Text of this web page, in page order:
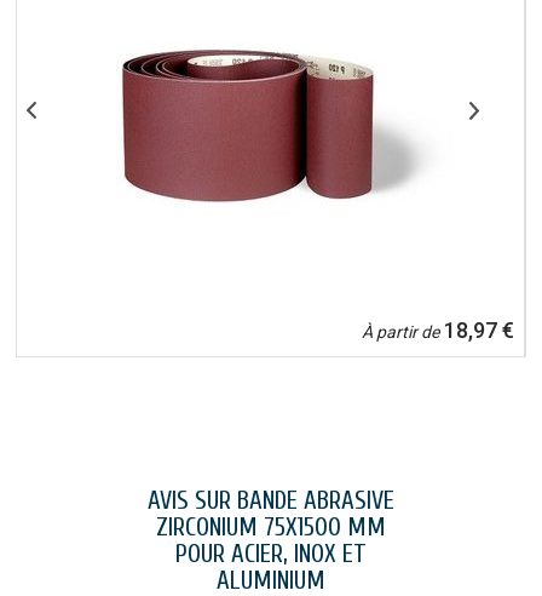
À partir de18,97 €
AVIS SUR BANDE ABRASIVE
ZIRCONIUM 75X1500 MM
POUR ACIER, INOX ET
ALUMINIUM